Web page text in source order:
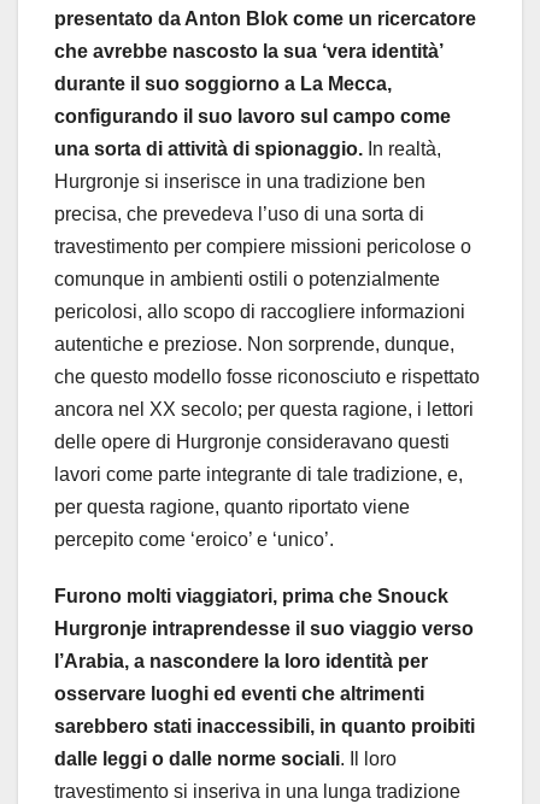
presentato da Anton Blok come un ricercatore
che avrebbe nascosto la sua ‘vera identità’
durante il suo soggiorno a La Mecca,
configurando il suo lavoro sul campo come
una sorta di attività di spionaggio. In realtà,
Hurgronje si inserisce in una tradizione ben
precisa, che prevedeva l’uso di una sorta di
travestimento per compiere missioni pericolose o
comunque in ambienti ostili o potenzialmente
pericolosi, allo scopo di raccogliere informazioni
autentiche e preziose. Non sorprende, dunque,
che questo modello fosse riconosciuto e rispettato
ancora nel XX secolo; per questa ragione, i lettori
delle opere di Hurgronje consideravano questi
lavori come parte integrante di tale tradizione, e,
per questa ragione, quanto riportato viene
percepito come ‘eroico’ e ‘unico’.
Furono molti viaggiatori, prima che Snouck
Hurgronje intraprendesse il suo viaggio verso
l’Arabia, a nascondere la loro identità per
osservare luoghi ed eventi che altrimenti
sarebbero stati inaccessibili, in quanto proibiti
dalle leggi o dalle norme sociali. Il loro
travestimento si inseriva in una lunga tradizione